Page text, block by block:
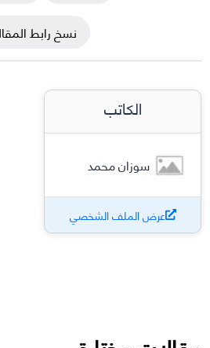
نسخ رابط
الكاتب
سوزان محمد
عرض الملف الشخصي